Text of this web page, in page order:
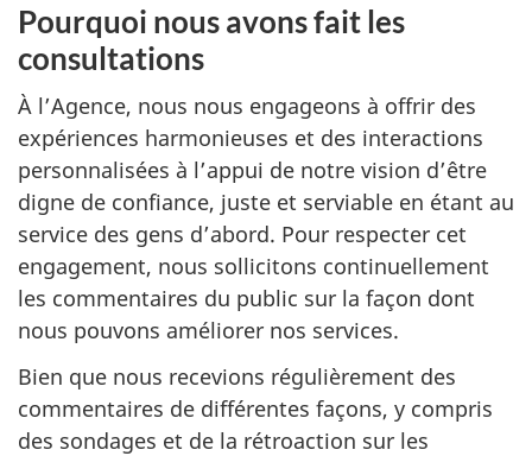
Pourquoi nous avons fait les
consultations
À l’Agence, nous nous engageons à offrir des
expériences harmonieuses et des interactions
personnalisées à l’appui de notre vision d’être
digne de confiance, juste et serviable en étant au
service des gens d’abord. Pour respecter cet
engagement, nous sollicitons continuellement
les commentaires du public sur la façon dont
nous pouvons améliorer nos services.
Bien que nous recevions régulièrement des
commentaires de différentes façons, y compris
des sondages et de la rétroaction sur les